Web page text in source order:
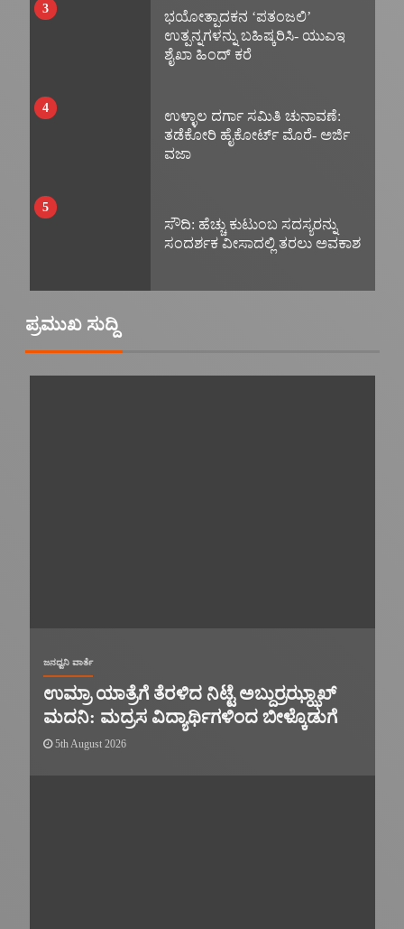
3
ಭಯೋತ್ಪಾದಕನ ‘ಪತಂಜಲಿ’
ಉತ್ಪನ್ನಗಳನ್ನು ಬಹಿಷ್ಕರಿಸಿ- ಯುಎಇ
ಶೈಖಾ ಹಿಂದ್ ಕರೆ
4
ಉಳ್ಳಾಲ ದರ್ಗಾ ಸಮಿತಿ ಚುನಾವಣೆ:
ತಡೆಕೋರಿ ಹೈಕೋರ್ಟ್ ಮೊರೆ- ಅರ್ಜಿ
ವಜಾ
5
ಸೌದಿ: ಹೆಚ್ಚು ಕುಟುಂಬ ಸದಸ್ಯರನ್ನು
ಸಂದರ್ಶಕ ವೀಸಾದಲ್ಲಿ ತರಲು ಅವಕಾಶ
ಪ್ರಮುಖ ಸುದ್ದಿ
ಜನಧ್ವನಿ ವಾರ್ತೆ
ಉಮ್ರಾ ಯಾತ್ರೆಗೆ ತೆರಳಿದ ನಿಟ್ಟೆ ಅಬ್ದುರ್ರಝ್ಝಾಖ್
ಮದನಿ: ಮದ್ರಸ ವಿದ್ಯಾರ್ಥಿಗಳಿಂದ ಬೀಳ್ಕೊಡುಗೆ
5th August 2026